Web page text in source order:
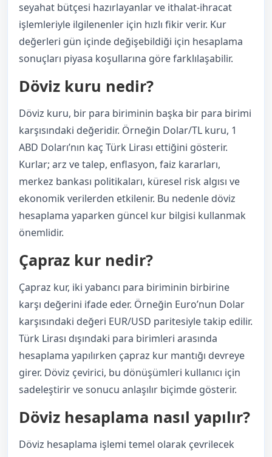
seyahat bütçesi hazırlayanlar ve ithalat-ihracat
işlemleriyle ilgilenenler için hızlı fikir verir. Kur
değerleri gün içinde değişebildiği için hesaplama
sonuçları piyasa koşullarına göre farklılaşabilir.
Döviz kuru nedir?
Döviz kuru, bir para biriminin başka bir para birimi
karşısındaki değeridir. Örneğin Dolar/TL kuru, 1
ABD Doları’nın kaç Türk Lirası ettiğini gösterir.
Kurlar; arz ve talep, enflasyon, faiz kararları,
merkez bankası politikaları, küresel risk algısı ve
ekonomik verilerden etkilenir. Bu nedenle döviz
hesaplama yaparken güncel kur bilgisi kullanmak
önemlidir.
Çapraz kur nedir?
Çapraz kur, iki yabancı para biriminin birbirine
karşı değerini ifade eder. Örneğin Euro’nun Dolar
karşısındaki değeri EUR/USD paritesiyle takip edilir.
Türk Lirası dışındaki para birimleri arasında
hesaplama yapılırken çapraz kur mantığı devreye
girer. Döviz çevirici, bu dönüşümleri kullanıcı için
sadeleştirir ve sonucu anlaşılır biçimde gösterir.
Döviz hesaplama nasıl yapılır?
Döviz hesaplama işlemi temel olarak çevrilecek